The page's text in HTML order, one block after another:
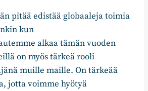
pitää edistää globaaleja toimia
kun
alkaa tämän vuoden
on myös tärkeä rooli
muille maille. On tärkeää
jotta voimme hyötyä